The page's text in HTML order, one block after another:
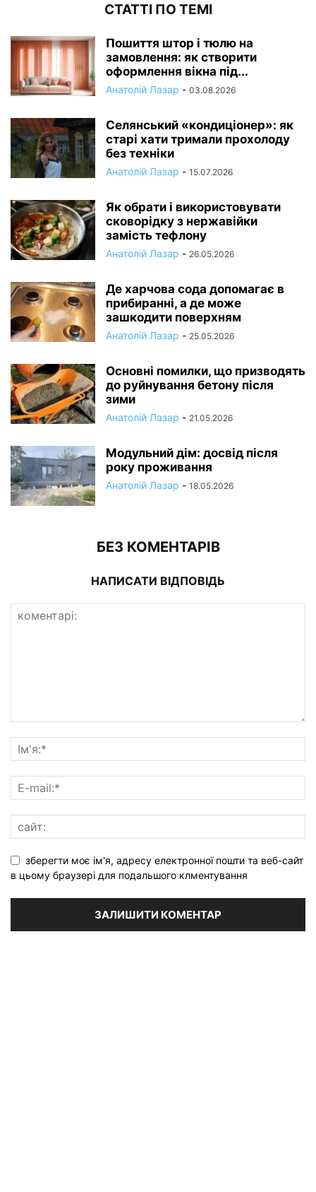
СТАТТІ ПО ТЕМІ
Пошиття штор і тюлю на
замовлення: як створити
оформлення вікна під...
Анатолій Лазар - 03.08.2026
Селянський «кондиціонер»: як
старі хати тримали прохолоду
без техніки
Анатолій Лазар - 15.07.2026
Як обрати і використовувати
сковорідку з нержавійки
замість тефлону
Анатолій Лазар - 26.05.2026
Де харчова сода допомагає в
прибиранні, а де може
зашкодити поверхням
Анатолій Лазар - 25.05.2026
Основні помилки, що призводять
до руйнування бетону після
зими
Анатолій Лазар - 21.05.2026
Модульний дім: досвід після
року проживання
Анатолій Лазар - 18.05.2026
БЕЗ КОМЕНТАРІВ
НАПИСАТИ ВІДПОВІДЬ
зберегти моє ім'я, адресу електронної пошти та веб-сайт
в цьому браузері для подальшого клментування